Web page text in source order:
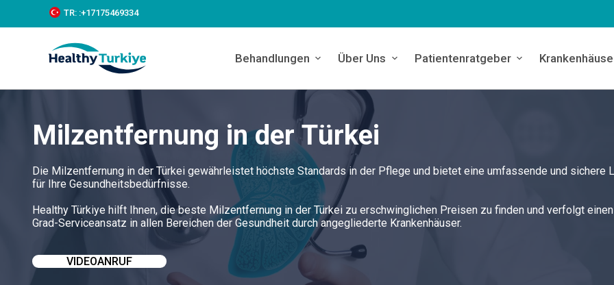
k
c
TR: :+‪17175469334‬
Behandlungen Über Uns Patientenratgeber
Milzentfernung in der Türkei
Die Milzentfernung in der Türkei gewährleistet höchste Standards in der Pflege und bietet eine umfassende und sichere
für Ihre Gesundheitsbedürfnisse.
Healthy Türkiye hilft Ihnen, die beste Milzentfernung in der Türkei zu erschwinglichen Preisen zu finden und verfolgt
Grad-Serviceansatz in allen Bereichen der Gesundheit durch angegliederte Krankenhäuser.
VIDEOANRUF